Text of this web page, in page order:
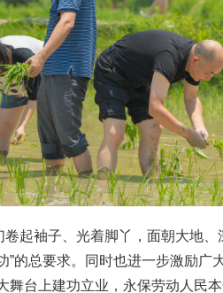
起袖子、光着脚丫，面朝大地
的总要求。同时也进一步激励
台上建功立业，永保劳动人民